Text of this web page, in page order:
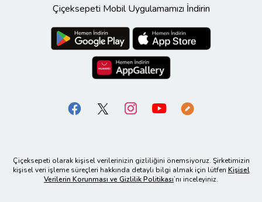
Çiçeksepeti Mobil Uygulamamızı İndirin
Çiçeksepeti olarak kişisel verilerinizin gizliliğini önemsiyoruz. Şirketimizin
kişisel veri işleme süreçleri hakkında detaylı bilgi almak için lütfen Kişisel
Verilerin Korunması ve Gizlilik Politikası’nı inceleyiniz.